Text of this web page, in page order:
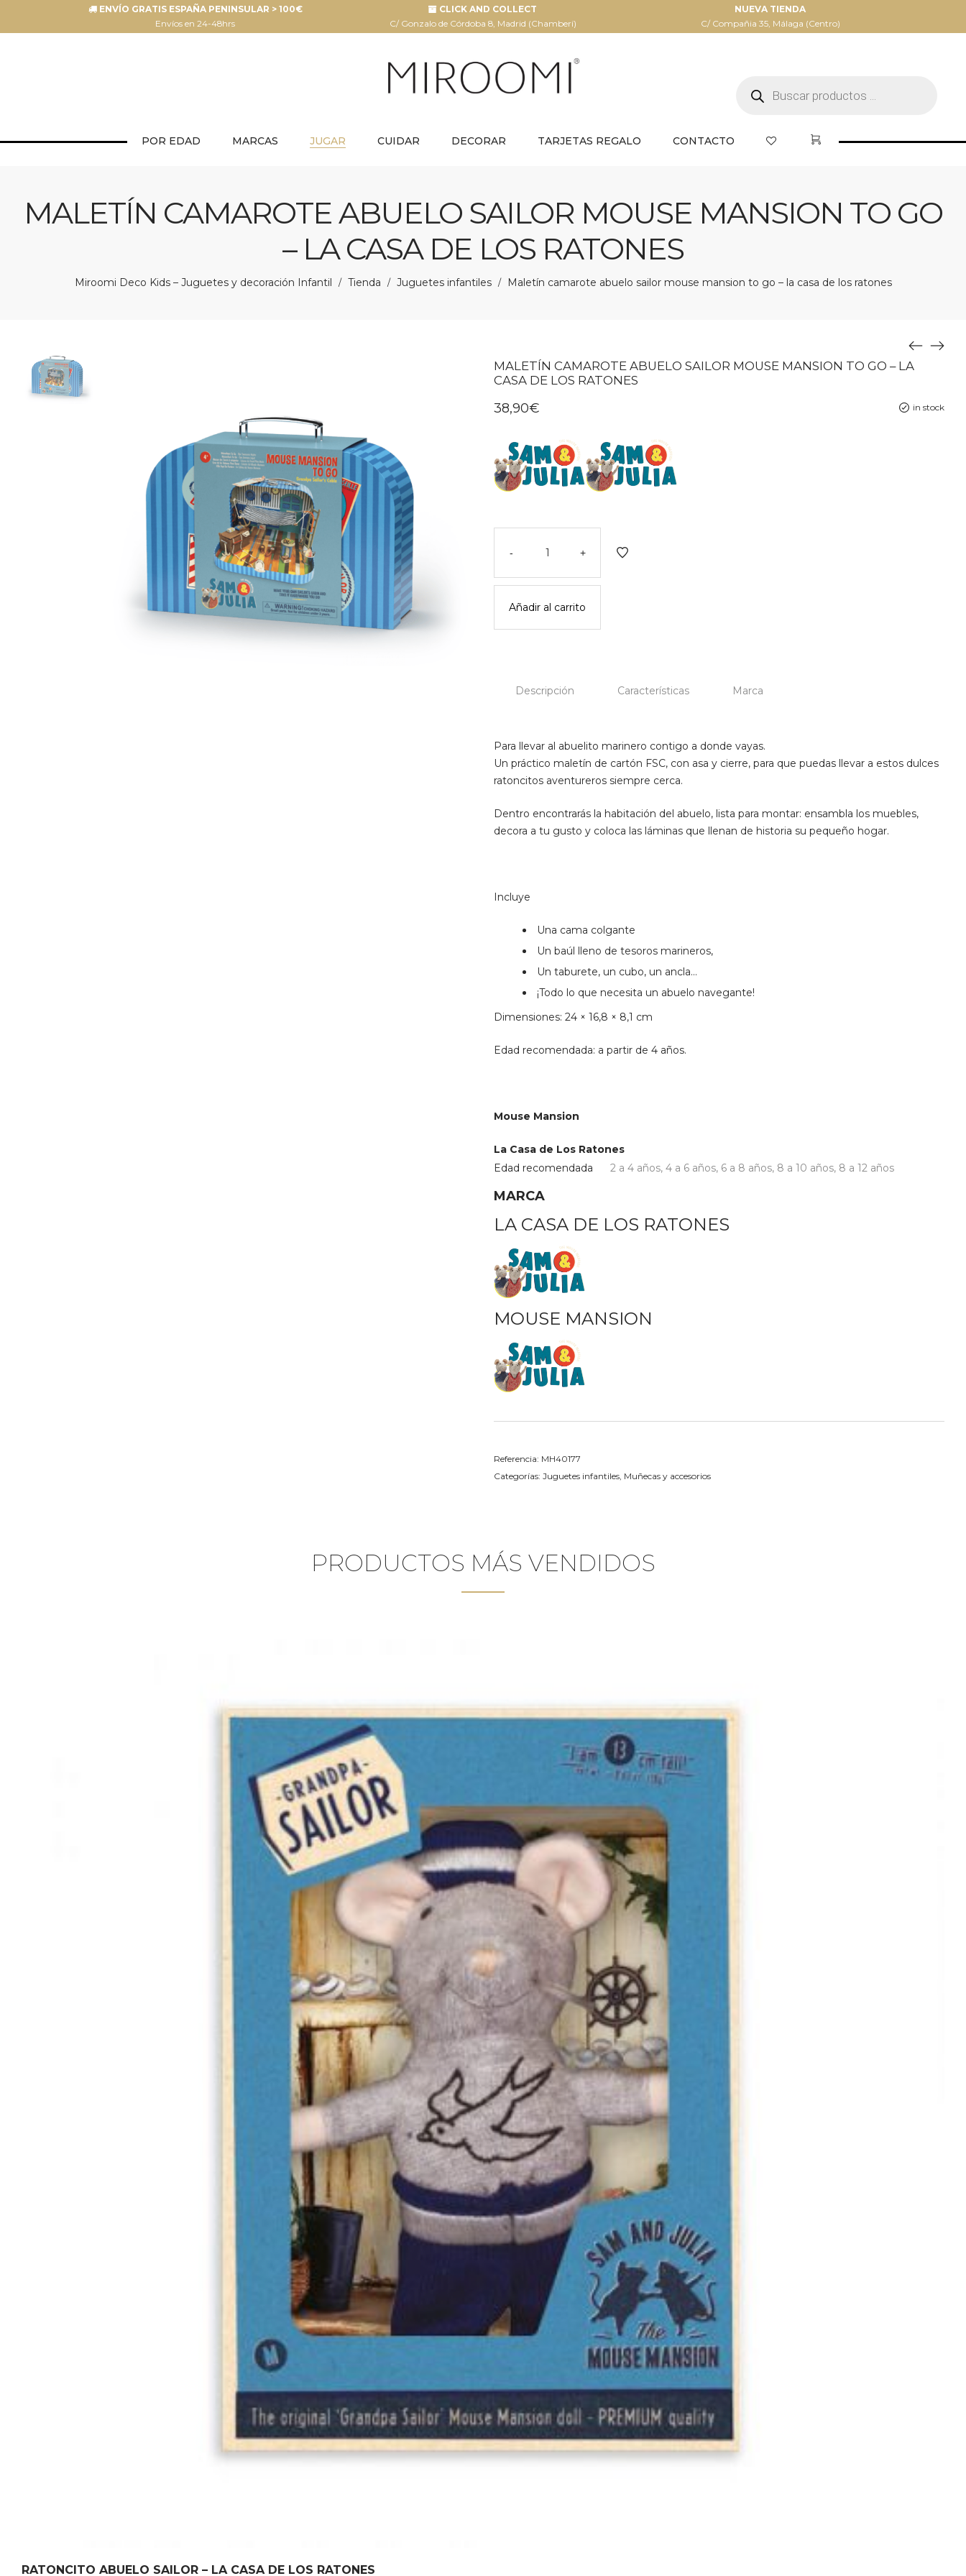
ENVÍO GRATIS ESPAÑA PENINSULAR > 100€
Envíos en 24-48hrs
CLICK AND COLLECT
C/ Gonzalo de Córdoba 8, Madrid (Chamberí)
NUEVA TIENDA
C/ Compañia 35, Málaga (Centro)
productos
POR EDAD MARCAS JUGAR CUIDAR DECORAR TARJETAS REGALO CONTACTO
MALETÍN CAMAROTE ABUELO SAILOR MOUSE MANSION TO GO
– LA CASA DE LOS RATONES
Miroomi Deco Kids – Juguetes y decoración Infantil / Tienda / Juguetes infantiles / Maletín camarote abuelo sailor mouse mansion to go – la casa de los ratones
MALETÍN CAMAROTE ABUELO SAILOR MOUSE MANSION TO GO – LA
CASA DE LOS RATONES
in stock
38,90€
-
camarote
sailor
mouse
los
ratones
cantidad
+
Añadir al carrito
Descripción Características Marca
Para llevar al abuelito marinero contigo a donde vayas.
Un práctico maletín de cartón FSC, con asa y cierre, para que puedas llevar a estos dulces
ratoncitos aventureros siempre cerca.
Dentro encontrarás la habitación del abuelo, lista para montar: ensambla los muebles,
decora a tu gusto y coloca las láminas que llenan de historia su pequeño hogar.
Incluye
Una cama colgante
Un baúl lleno de tesoros marineros,
Un taburete, un cubo, un ancla…
¡Todo lo que necesita un abuelo navegante!
Dimensiones: 24 × 16,8 × 8,1 cm
Edad recomendada: a partir de 4 años.
Mouse Mansion
La Casa de Los Ratones
Edad recomendada
2 a 4 años, 4 a 6 años, 6 a 8 años, 8 a 10 años, 8 a 12 años
MARCA
LA CASA DE LOS RATONES
MOUSE MANSION
Referencia: MH40177
Categorías: Juguetes infantiles Muñecas y accesorios
PRODUCTOS MÁS VENDIDOS
RATONCITO ABUELO SAILOR – LA CASA DE LOS RATONES